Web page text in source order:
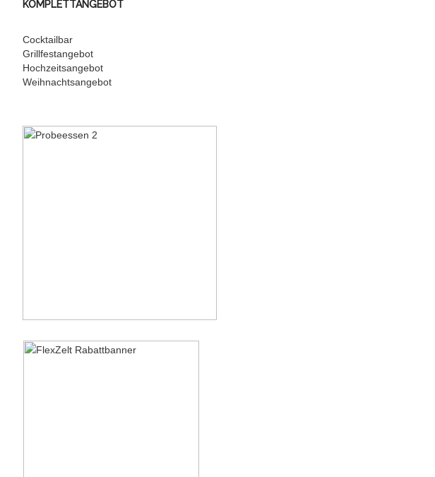
KOMPLETTANGEBOT
Cocktailbar
Grillfestangebot
Hochzeitsangebot
Weihnachtsangebot